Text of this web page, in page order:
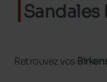
Sandales
Retrouvez vos